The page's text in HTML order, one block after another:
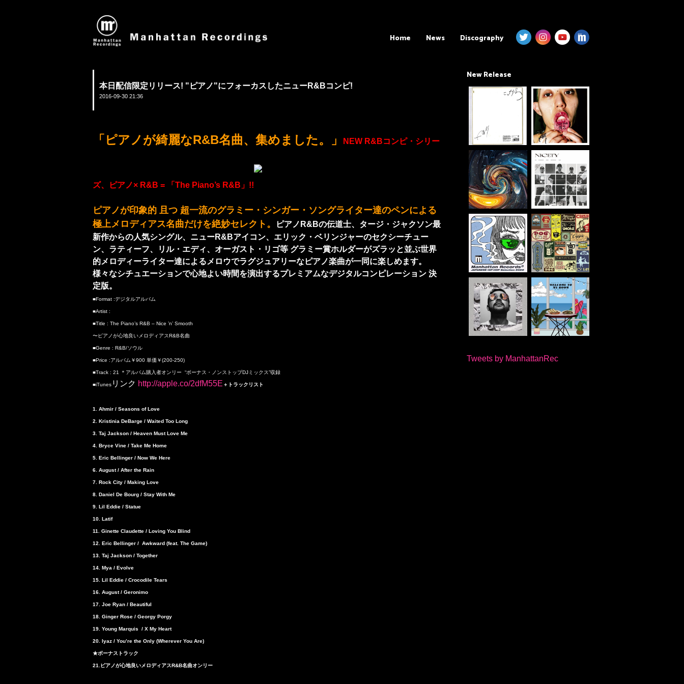
Home News Discography
本日配信限定リリース! "ピアノ"にフォーカスしたニューR&Bコンピ!
2016-09-30 21:36
「ピアノが綺麗なR&B名曲、集めました。」 NEW R&Bコンピ・シリー
ズ、ピアノ× R&B = 「The Piano’s R&B」!!
ピアノが印象的 且つ 超一流のグラミー・シンガー・ソングライター達のペンによる
極上メロディアス名曲だけを絶妙セレクト。
ピアノR&Bの伝道士、タージ・ジャクソン最
新作からの人気シングル、ニューR&Bアイコン、エリック・ベリンジャーのセクシーチュー
ン、ラティーフ、リル・エディ、オーガスト・リゴ等 グラミー賞ホルダーがズラッと並ぶ世界
的メロディーライター達によるメロウでラグジュアリーなピアノ楽曲が一同に楽しめます。
様々なシチュエーションで心地よい時間を演出するプレミアムなデジタルコンピレーション 決
定版。
■Format :デジタルアルバム
■Artist :
■Title : The Piano’s R&B – Nice ’n’ Smooth
〜ピアノが心地良いメロディアスR&B名曲
■Genre : R&B/ソウル
■Price :アルバム￥900 単価￥(200-250)
■Track : 21 ＊アルバム購入者オンリー “ボーナス・ノンストップDJミックス”収録
■iTunes リンク http://apple.co/2dfM55E ＋トラックリスト
1. Ahmir / Seasons of Love
2. Kristinia DeBarge / Waited Too Long
3. Taj Jackson / Heaven Must Love Me
4. Bryce Vine / Take Me Home
5. Eric Bellinger / Now We Here
6. August / After the Rain
7. Rock City / Making Love
8. Daniel De Bourg / Stay With Me
9. Lil Eddie / Statue
10. Latif
11. Ginette Claudette / Loving You Blind
12. Eric Bellinger / Awkward (feat. The Game)
13. Taj Jackson / Together
14. Mya / Evolve
15. Lil Eddie / Crocodile Tears
16. August / Geronimo
17. Joe Ryan / Beautiful
18. Ginger Rose / Georgy Porgy
19. Young Marquis / X My Heart
20. Iyaz / You’re the Only (Wherever You Are)
★ボーナストラック
21.ピアノが心地良いメロディアスR&B名曲オンリー
New Release
Tweets by ManhattanRec